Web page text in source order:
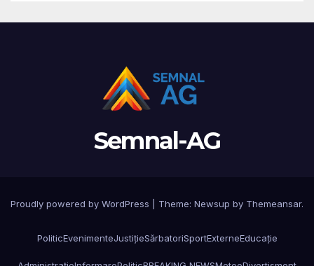
Semnal-AG
Proudly powered by WordPress Theme: Newsup by Themeansar.
PoliticEvenimenteJustițieSărbatoriSportExterneEducație